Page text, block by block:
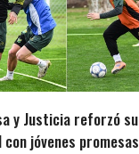
y Justicia reforzó su
jóvenes promesas